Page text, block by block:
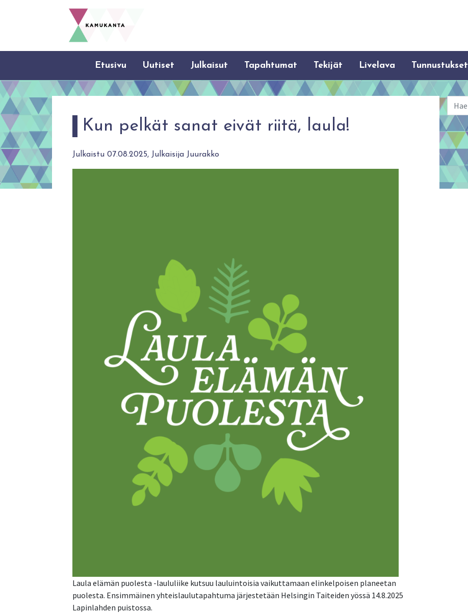
Etusivu Uutiset Julkaisut Tapahtumat Tekijät Livelava Tunnustukset
Kun pelkät sanat eivät riitä, laula!
Julkaistu 07.08.2025, Julkaisija Juurakko
Laula elämän puolesta -laululiike kutsuu lauluintoisia vaikuttamaan elinkelpoisen planeetan
puolesta. Ensimmäinen yhteislaulutapahtuma järjestetään Helsingin Taiteiden yössä 14.8.2025
Lapinlahden puistossa.
Haku